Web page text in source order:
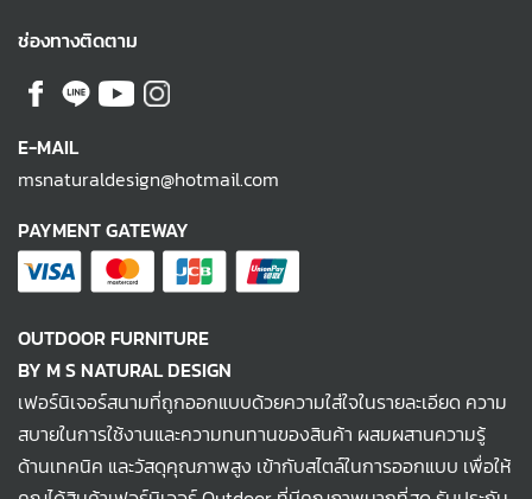
ช่องทางติดตาม
E-MAIL
msnaturaldesign@hotmail.com
PAYMENT GATEWAY
OUTDOOR FURNITURE
BY M S NATURAL DESIGN
เฟอร์นิเจอร์สนามที่ถูกออกแบบด้วยความใส่ใจในรายละเอียด ความ
สบายในการใช้งานและความทนทานของสินค้า ผสมผสานความรู้
ด้านเทคนิค และวัสดุคุณภาพสูง เข้ากับสไตล์ในการออกแบบ เพื่อให้